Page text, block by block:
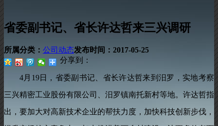
省委副书记、省长许达哲来三兴调研
所属分类： 公司动态发布时间： 2017-05-25
分享到：
4月19日 ， 省委副书记、省长许达哲来到汨罗，实地考察
三兴精密工业股份有限公司、汨罗镇南托新村等地。 许达哲指
出，要加大对高新技术企业的帮扶力度 ， 加快科技创新步伐，